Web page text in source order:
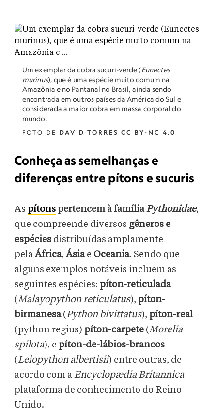
Um exemplar da cobra sucuri-verde (Eunectes
murinus), que é uma espécie muito comum na
Amazônia e no Pantanal no Brasil, ainda sendo
encontrada em outros países da América do Sul e
considerada a maior cobra em massa corporal do
mundo.
FOTO DE DAVID TORRES CC BY-NC 4.0
Conheça as semelhanças e
diferenças entre pítons e sucuris
As pítons pertencem à famíliaPythonidae,
que compreende diversos gêneros e
espécies distribuídas amplamente
pelaÁfrica, Ásiae Oceania. Sendo que
alguns exemplos notáveis incluem as
seguintes espécies: píton-reticulada
(Malayopython reticulatus), píton-
birmanesa(Python bivittatus), píton-real
(python regius) píton-carpete (Morelia
spilota), e píton-de-lábios-brancos
(Leiopython albertisii) entre outras, de
acordo com aEncyclopædia Britannica –
plataforma de conhecimento do Reino
Unido.